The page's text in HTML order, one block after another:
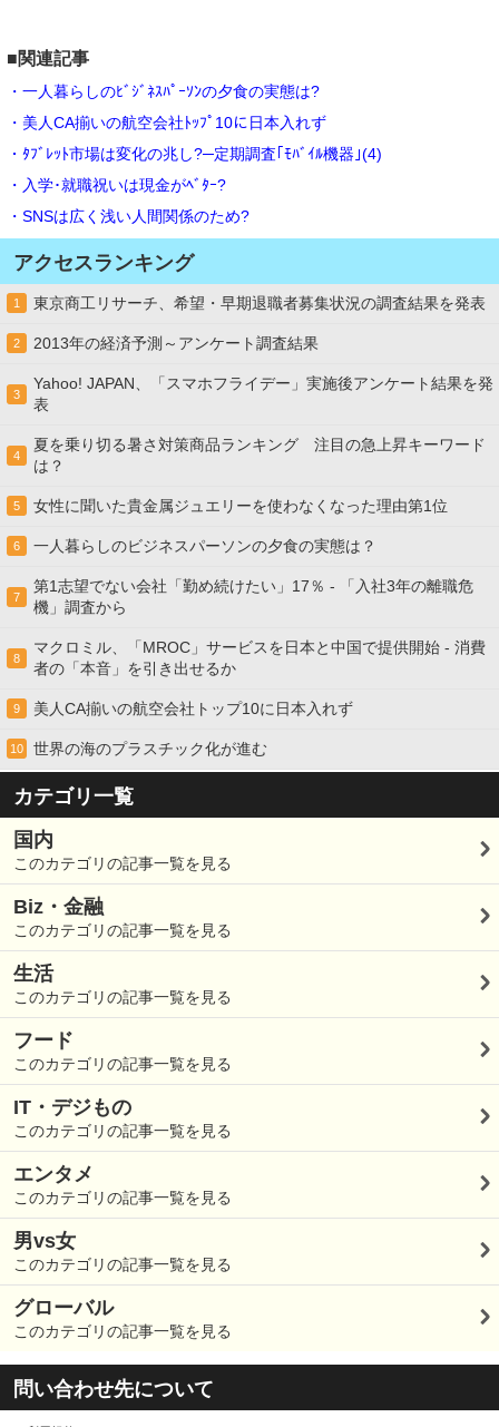
■関連記事
・一人暮らしのﾋﾞｼﾞﾈｽﾊﾟｰｿﾝの夕食の実態は?
・美人CA揃いの航空会社ﾄｯﾌﾟ10に日本入れず
・ﾀﾌﾞﾚｯﾄ市場は変化の兆し?─定期調査｢ﾓﾊﾞｲﾙ機器｣(4)
・入学･就職祝いは現金がﾍﾞﾀｰ?
・SNSは広く浅い人間関係のため?
アクセスランキング
1 東京商工リサーチ、希望・早期退職者募集状況の調査結果を発表
2 2013年の経済予測～アンケート調査結果
3
Yahoo! JAPAN、「スマホフライデー」実施後アンケート結果を発
表
4
夏を乗り切る暑さ対策商品ランキング 注目の急上昇キーワード
は？
5 女性に聞いた貴金属ジュエリーを使わなくなった理由第1位
6 一人暮らしのビジネスパーソンの夕食の実態は？
7
第1志望でない会社「勤め続けたい」17％ - 「入社3年の離職危
機」調査から
8
マクロミル、「MROC」サービスを日本と中国で提供開始 - 消費
者の「本音」を引き出せるか
9 美人CA揃いの航空会社トップ10に日本入れず
10 世界の海のプラスチック化が進む
カテゴリ一覧
国内
このカテゴリの記事一覧を見る
Biz・金融
このカテゴリの記事一覧を見る
生活
このカテゴリの記事一覧を見る
フード
このカテゴリの記事一覧を見る
IT・デジもの
このカテゴリの記事一覧を見る
エンタメ
このカテゴリの記事一覧を見る
男vs女
このカテゴリの記事一覧を見る
グローバル
このカテゴリの記事一覧を見る
問い合わせ先について